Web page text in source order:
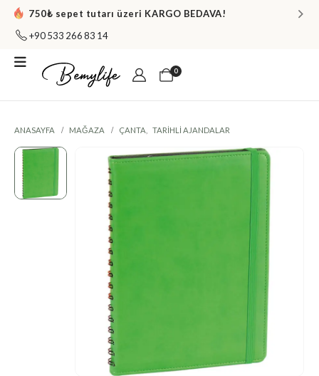
750₺ sepet tutarı üzeri KARGO BEDAVA!
+90 533 266 83 14
0
ANASAYFA MAĞAZA ÇANTA TARIHLI AJANDALAR